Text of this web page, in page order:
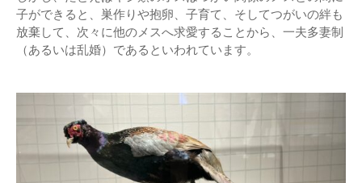
子ができると、巣作りや抱卵、子育て、そしてつがいの絆も
放棄して、次々に他のメスへ求愛することから、一夫多妻制
（あるいは乱婚）であるといわれています。